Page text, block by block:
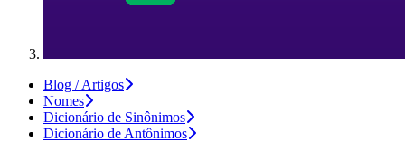
Blog / Artigos
Nomes
Dicionário de Sinônimos
Dicionário de Antônimos